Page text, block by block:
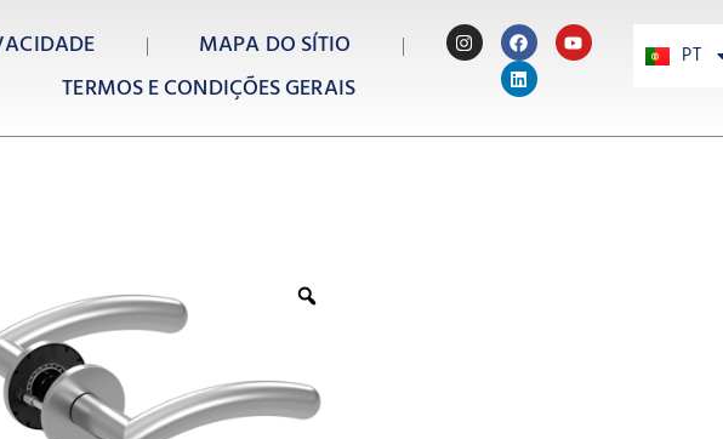
MAPA DO SÍTIO
TERMOS E CONDIÇÕES GERAIS
PT
PL